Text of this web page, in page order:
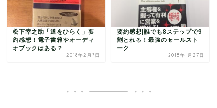
松下幸之助「道をひらく」要
約感想！電子書籍やオーディ
オブックはある？
2018年2月7日
要約感想|誰でも8ステップで9
割とれる！最強のセールスト
ーク
2018年1月27日